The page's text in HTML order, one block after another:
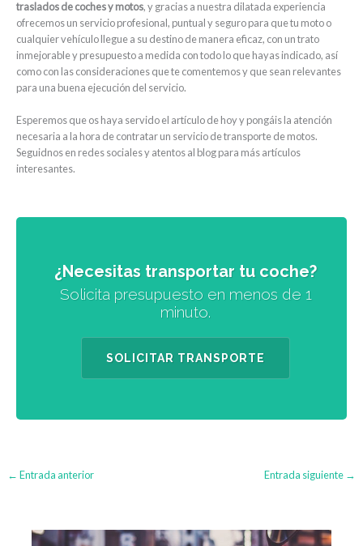
traslados de coches y motos, y gracias a nuestra dilatada experiencia
ofrecemos un servicio profesional, puntual y seguro para que tu moto o
cualquier vehículo llegue a su destino de manera eficaz, con un trato
inmejorable y presupuesto a medida con todo lo que hayas indicado, así
como con las consideraciones que te comentemos y que sean relevantes
para una buena ejecución del servicio.
Esperemos que os haya servido el artículo de hoy y pongáis la atención
necesaria a la hora de contratar un servicio de transporte de motos.
Seguidnos en redes sociales y atentos al blog para más artículos
interesantes.
¿Necesitas transportar tu coche?
Solicita presupuesto en menos de 1
minuto.
SOLICITAR TRANSPORTE
← Entrada anterior Entrada siguiente →